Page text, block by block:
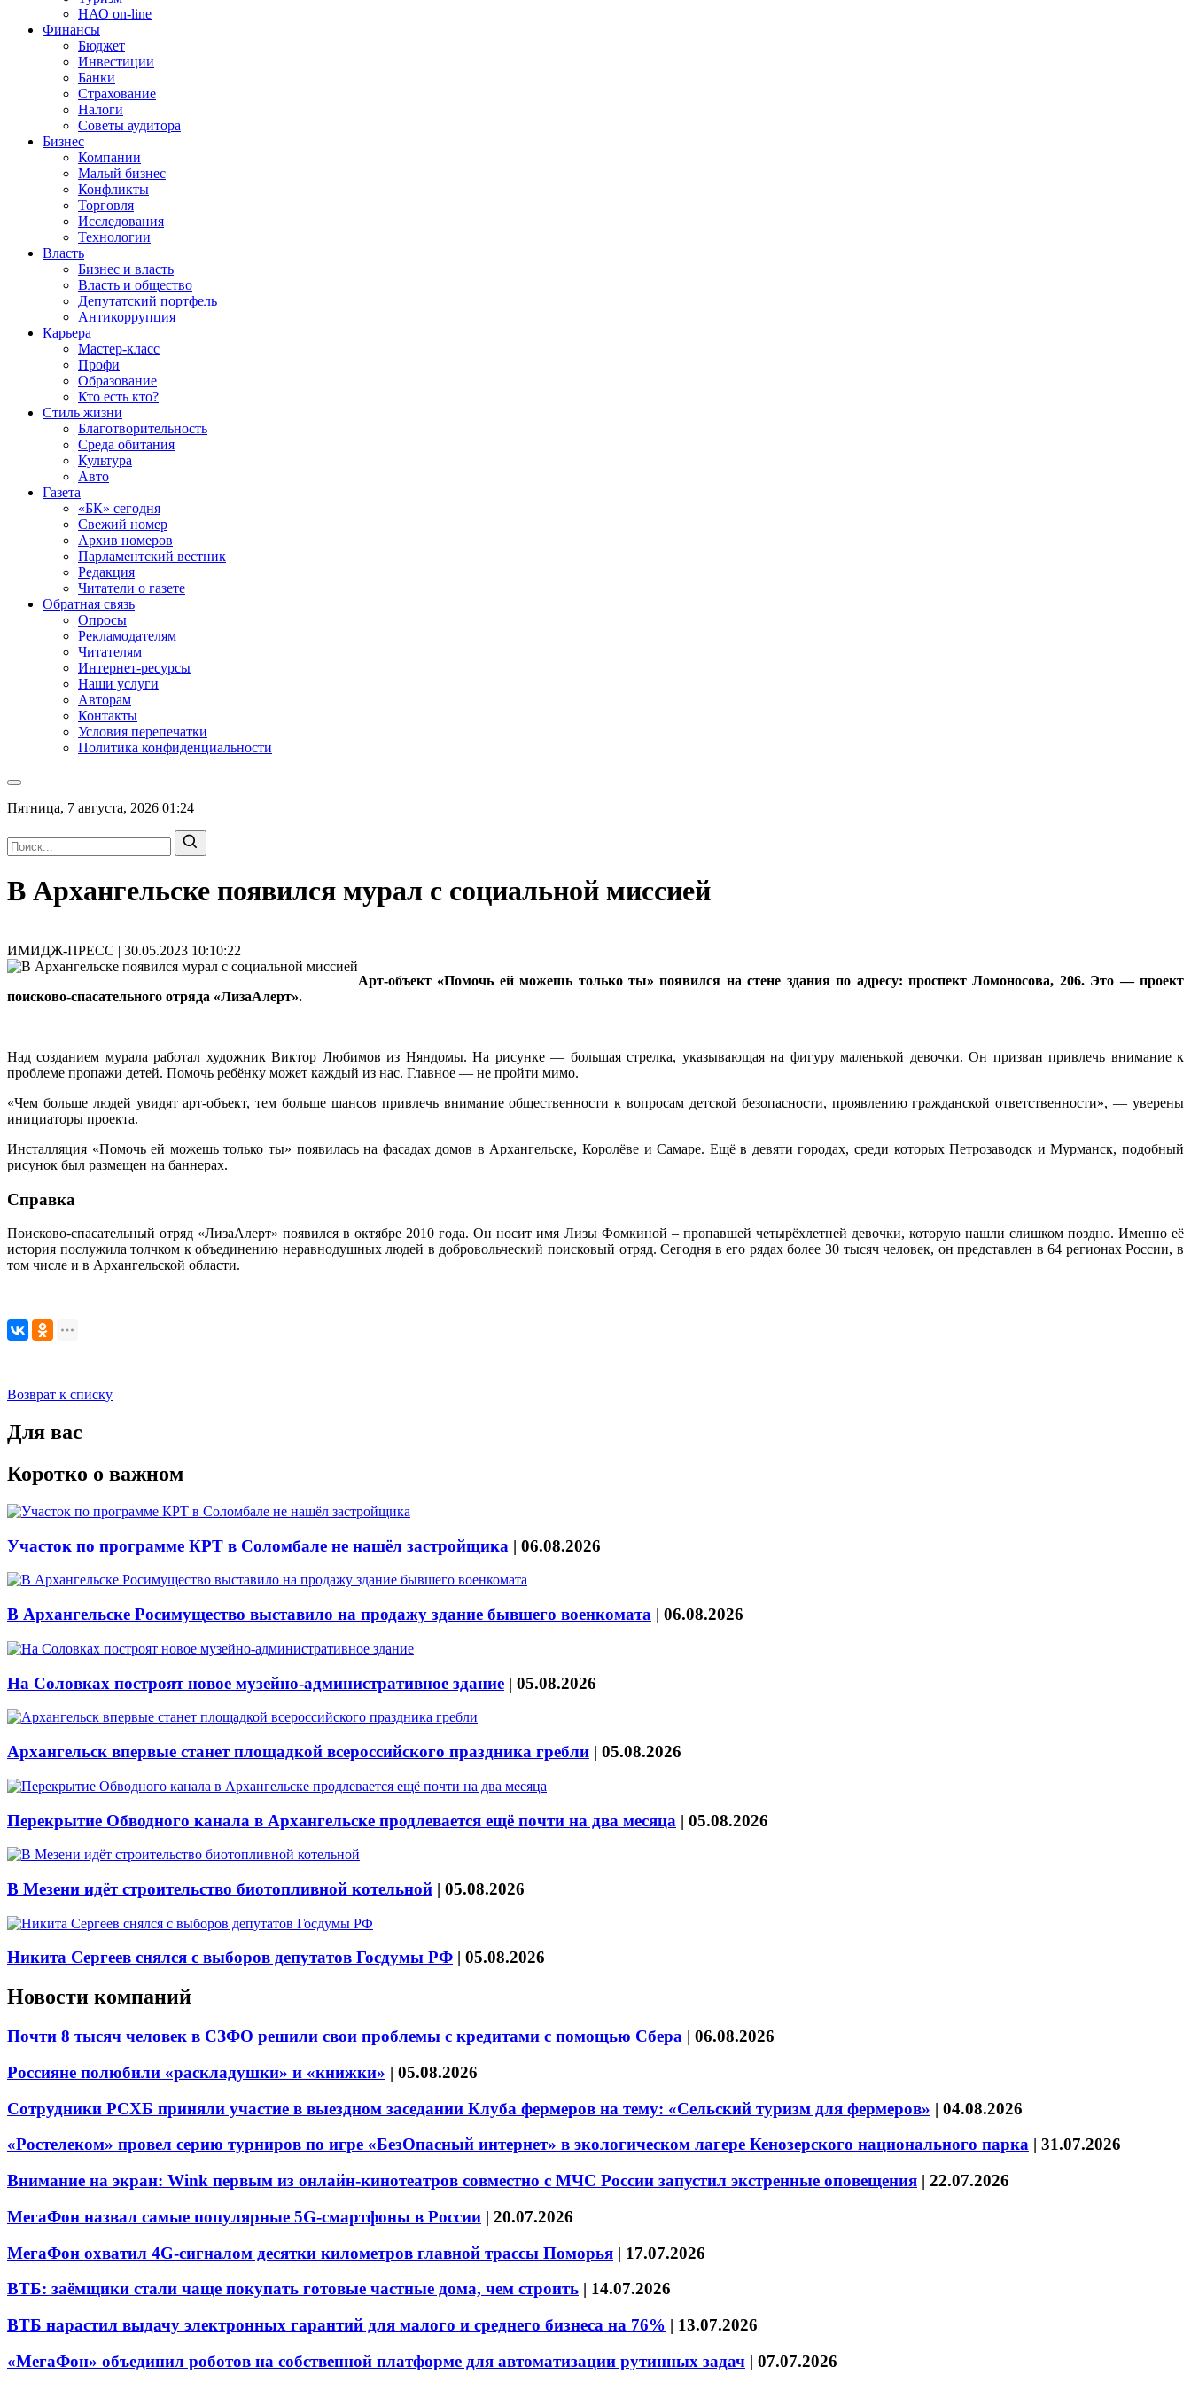
НАО on-line
Финансы
Бюджет
Инвестиции
Банки
Страхование
Налоги
Советы аудитора
Бизнес
Компании
Малый бизнес
Конфликты
Торговля
Исследования
Технологии
Власть
Бизнес и власть
Власть и общество
Депутатский портфель
Антикоррупция
Карьера
Мастер-класс
Профи
Образование
Кто есть кто?
Стиль жизни
Благотворительность
Среда обитания
Культура
Авто
Газета
«БК» сегодня
Свежий номер
Архив номеров
Парламентский вестник
Редакция
Читатели о газете
Обратная связь
Опросы
Рекламодателям
Читателям
Интернет-ресурсы
Наши услуги
Авторам
Контакты
Условия перепечатки
Политика конфиденциальности
Пятница, 7 августа, 2026 01:24
В Архангельске появился мурал с социальной миссией
ИМИДЖ-ПРЕСС | 30.05.2023 10:10:22
Арт-объект «Помочь ей можешь только ты» появился на стене здания по адресу: проспект Ломоносова, 206. Это — проект
поисково-спасательного отряда «ЛизаАлерт».
Над созданием мурала работал художник Виктор Любимов из Няндомы. На рисунке — большая стрелка, указывающая на фигуру маленькой девочки. Он призван привлечь внимание к
проблеме пропажи детей. Помочь ребёнку может каждый из нас. Главное — не пройти мимо.
«Чем больше людей увидят арт-объект, тем больше шансов привлечь внимание общественности к вопросам детской безопасности, проявлению гражданской ответственности», — уверены
инициаторы проекта.
Инсталляция «Помочь ей можешь только ты» появилась на фасадах домов в Архангельске, Королёве и Самаре. Ещё в девяти городах, среди которых Петрозаводск и Мурманск, подобный
рисунок был размещен на баннерах.
Справка
Поисково-спасательный отряд «ЛизаАлерт» появился в октябре 2010 года. Он носит имя Лизы Фомкиной – пропавшей четырёхлетней девочки, которую нашли слишком поздно. Именно её
история послужила толчком к объединению неравнодушных людей в добровольческий поисковый отряд. Сегодня в его рядах более 30 тысяч человек, он представлен в 64 регионах России, в
том числе и в Архангельской области.
Возврат к списку
Для вас
Коротко о важном
Участок по программе КРТ в Соломбале не нашёл застройщика | 06.08.2026
В Архангельске Росимущество выставило на продажу здание бывшего военкомата | 06.08.2026
На Соловках построят новое музейно-административное здание | 05.08.2026
Архангельск впервые станет площадкой всероссийского праздника гребли | 05.08.2026
Перекрытие Обводного канала в Архангельске продлевается ещё почти на два месяца | 05.08.2026
В Мезени идёт строительство биотопливной котельной | 05.08.2026
Никита Сергеев снялся с выборов депутатов Госдумы РФ | 05.08.2026
Новости компаний
Почти 8 тысяч человек в СЗФО решили свои проблемы с кредитами с помощью Сбера | 06.08.2026
Россияне полюбили «раскладушки» и «книжки» | 05.08.2026
Сотрудники РСХБ приняли участие в выездном заседании Клуба фермеров на тему: «Сельский туризм для фермеров» | 04.08.2026
«Ростелеком» провел серию турниров по игре «БезОпасный интернет» в экологическом лагере Кенозерского национального парка | 31.07.2026
Внимание на экран: Wink первым из онлайн-кинотеатров совместно с МЧС России запустил экстренные оповещения | 22.07.2026
МегаФон назвал самые популярные 5G-смартфоны в России | 20.07.2026
МегаФон охватил 4G-сигналом десятки километров главной трассы Поморья | 17.07.2026
ВТБ: заёмщики стали чаще покупать готовые частные дома, чем строить | 14.07.2026
ВТБ нарастил выдачу электронных гарантий для малого и среднего бизнеса на 76% | 13.07.2026
«МегаФон» объединил роботов на собственной платформе для автоматизации рутинных задач | 07.07.2026